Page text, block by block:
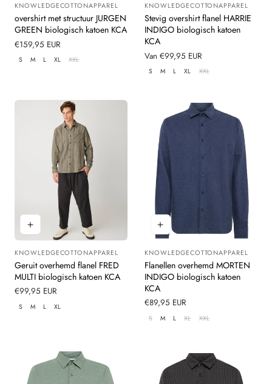
Leverancier:
KNOWLEDGECOTTONAPPAREL
overshirt met structuur JURGEN
GREEN biologisch katoen KCA
Normale
prijs
€159,95 EUR
S M L XL XXL
Leverancier:
KNOWLEDGECOTTONAPPAREL
Stevig overshirt flanel HARRIE
INDIGO biologisch katoen
KCA
Normale
prijs
Van €99,95 EUR
S M L XL XXL
Leverancier:
KNOWLEDGECOTTONAPPAREL
Geruit overhemd flanel FRED
MULTI biologisch katoen KCA
Normale
prijs
€99,95 EUR
S M L XL
Leverancier:
KNOWLEDGECOTTONAPPAREL
Flanellen overhemd MORTEN
INDIGO biologisch katoen
KCA
Normale
prijs
€89,95 EUR
S M L XL XXL